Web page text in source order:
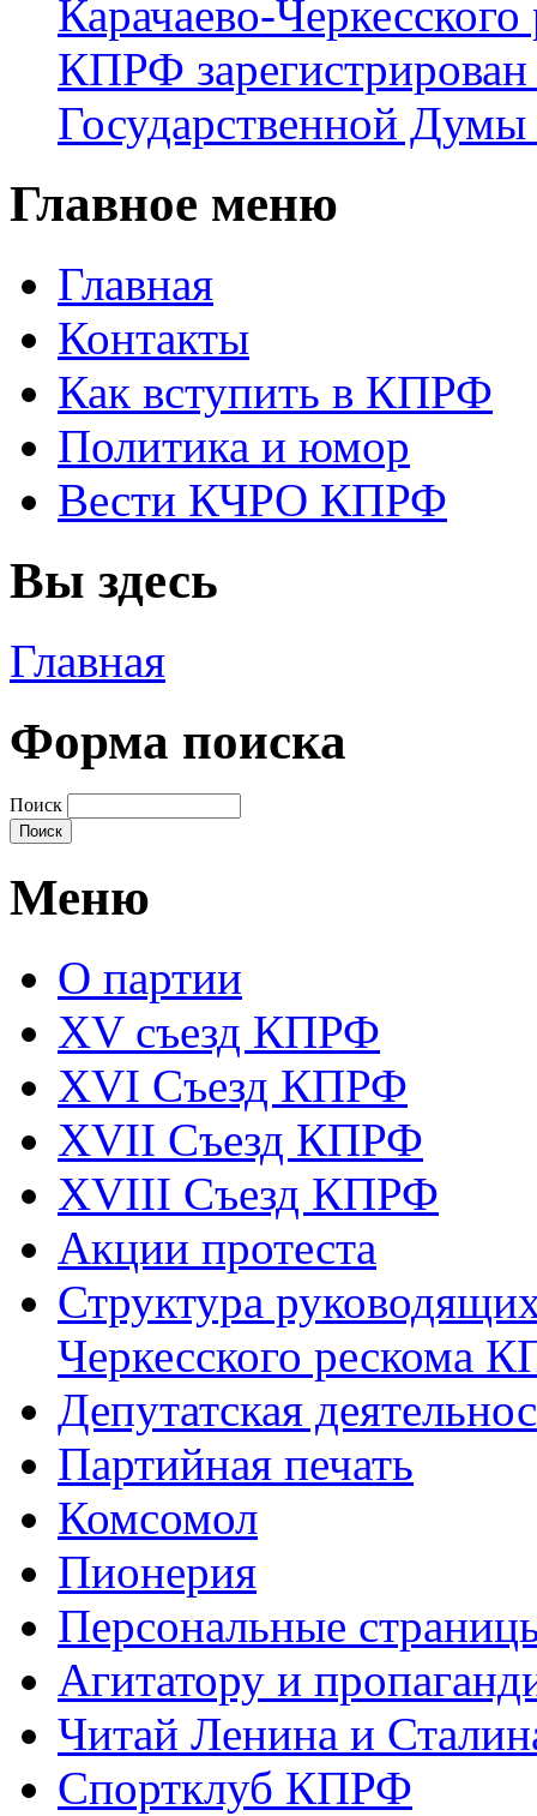
Карачаево-
КПРФ
Государственной
Главное меню
Главная
Контакты
Как вступить в КПРФ
Политика и юмор
Вести КЧРО КПРФ
Вы здесь
Главная
Форма поиска
Поиск
Меню
О партии
XV съезд КПРФ
XVI Съезд КПРФ
XVII Cъезд КПРФ
XVIII Cъезд КПРФ
Акции протеста
Структура
Черкесского рескома
Депутатская
Партийная печать
Комсомол
Пионерия
Персональные
Агитатору и
Читай Ленина и
Спортклуб КПРФ